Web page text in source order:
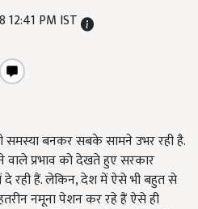
PM IST
समस्या बनकर सबके सामने उभर रही है.
वाले प्रभाव को देखते हुए सरकार
रही हैं. लेकिन, देश में ऐसे भी बहुत से
नमूना पेशन कर रहे हैं ऐसे ही